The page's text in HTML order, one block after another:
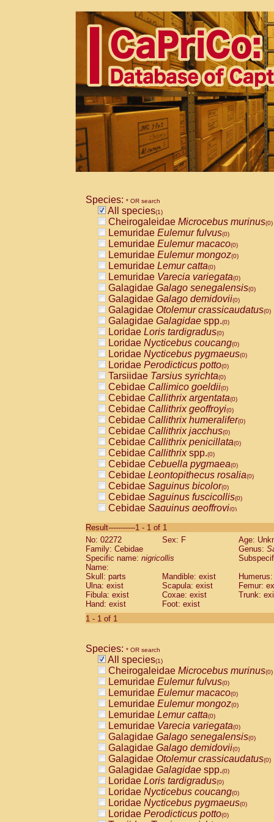
Species: * OR search
All species(1)
Cheirogaleidae Microcebus murinus(0)
Lemuridae Eulemur fulvus(0)
Lemuridae Eulemur macaco(0)
Lemuridae Eulemur mongoz(0)
Lemuridae Lemur catta(0)
Lemuridae Varecia variegata(0)
Galagidae Galago senegalensis(0)
Galagidae Galago demidovii(0)
Galagidae Otolemur crassicaudatus(0)
Galagidae Galagidae spp.(0)
Loridae Loris tardigradus(0)
Loridae Nycticebus coucang(0)
Loridae Nycticebus pygmaeus(0)
Loridae Perodicticus potto(0)
Tarsiidae Tarsius syrichta(0)
Cebidae Callimico goeldii(0)
Cebidae Callithrix argentata(0)
Cebidae Callithrix geoffroyi(0)
Cebidae Callithrix humeralifer(0)
Cebidae Callithrix jacchus(0)
Cebidae Callithrix penicillata(0)
Cebidae Callithrixspp.(0)
Cebidae Cebuella pygmaea(0)
Cebidae Leontopithecus rosalia(0)
Cebidae Saguinus bicolor(0)
Cebidae Saguinus fuscicollis(0)
Cebidae Saguinus geoffroyi(0)
CebidaeSaguinus labiatus(0)
Cebidae Saguinus leucopus (0)
Cebidae
CebidaeSaguinus mystax
Cebidae Saguinus nigricollis (1)
Cebidae Saguinus oedipus
Cebidae Saguinus weddelli
Cebidae Saguinusspp.
Cebidae
CebidaeCebus capucinus
CebidaeCebus nigrivittatus
CebidaeCebus spp.(0)
CebidaeSaimiri boliviensis(0)
CebidaeSaimiri sciureus(0)
AtelidaeAlouatta caraya(0)
AtelidaeAlouatta fusca(0)
AtelidaeAlouatta seniculus(0)
AtelidaeAlouattaspp.(0)
AtelidaeAteles belzebuth(0)
AtelidaeAteles geoffroyi(0)
AtelidaeAteles paniscus(0)
AtelidaeAtelesspp.(0)
AtelidaeLagothrix lagothricha(0)
AtelidaeLagothrix lagothricha cana
PitheciidaeCacajao calvus
Result-----------1 - 1 of 1
No: 02272
Sex: F
Age:
Family: Cebidae
Genus:
Specific name: nigricollis
Name:
Skull: parts
Mandible: exist
Ulna: exist
Scapula: exist
Femur:
Fibula: exist
Coxae: exist
Trunk:
Hand: exist
Foot: exist
1 - 1 of 1
Species: * OR search
All species(1)
Cheirogaleidae Microcebus murinus(0)
Lemuridae Eulemur fulvus(0)
Lemuridae Eulemur macaco(0)
Lemuridae Eulemur mongoz(0)
Lemuridae Lemur catta(0)
Lemuridae Varecia variegata(0)
Galagidae Galago senegalensis(0)
Galagidae Galago demidovii(0)
Galagidae Otolemur crassicaudatus(0)
Galagidae Galagidae spp.(0)
Loridae Loris tardigradus(0)
Loridae Nycticebus coucang(0)
Loridae Nycticebus pygmaeus(0)
Loridae Perodicticus potto(0)